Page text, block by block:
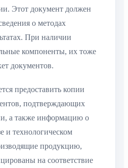
Этот документ должен
о методах
При наличии
компоненты, их тоже
документов.
предоставить копии
подтверждающих
а также информацию о
и технологическом
продукцию,
на соответствие